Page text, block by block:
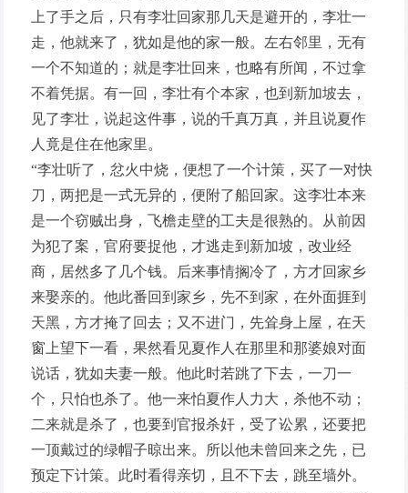
上了手之后，只有李壮回家那几天是避开的，李壮一
走，他就来了，犹如是他的家一般。左右邻里，无有
一个不知道的；就是李壮回来，也略有所闻，不过拿
不着凭据。有一回，李壮有个本家，也到新加坡去，
见了李壮，说起这件事，说的千真万真，并且说夏作
人竟是住在他家里。
“李壮听了，忿火中烧，便想了一个计策，买了一对快
刀，两把是一式无异的，便附了船回家。这李壮本来
是一个窃贼出身，飞檐走壁的工夫是很熟的。从前因
为犯了案，官府要捉他，才逃走到新加坡，改业经
商，居然多了几个钱。后来事情搁冷了，方才回家乡
来娶亲的。他此番回到家乡，先不到家，在外面捱到
天黑，方才掩了回去；又不进门，先耸身上屋，在天
窗上望下一看，果然看见夏作人在那里和那婆娘对面
说话，犹如夫妻一般。他此时若跳了下去，一刀一
个，只怕也杀了。他一来怕夏作人力大，杀他不动；
二来就是杀了，也要到官报杀奸，受了讼累，还要把
一顶戴过的绿帽子晾出来。所以他未曾回来之先，已
预定下计策。此时看得亲切，且不下去，跳至墙外。